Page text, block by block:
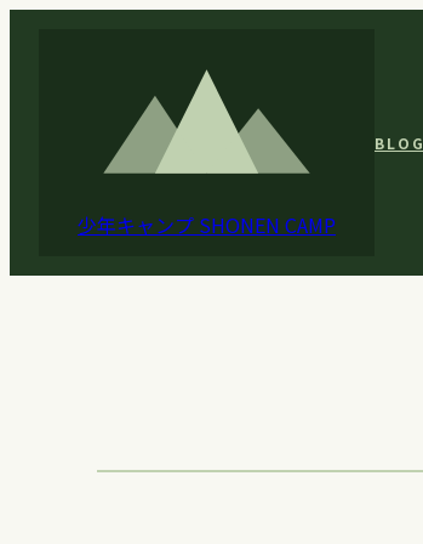
少年キャンプ SHONEN CAMP
BLOG